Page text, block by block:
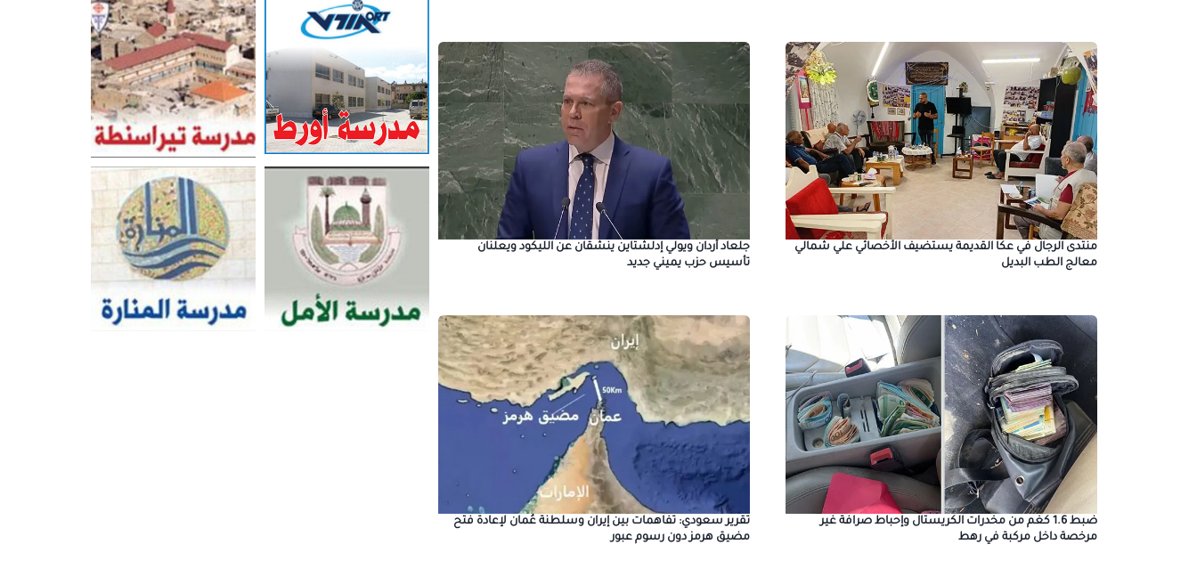
منتدى الرجال في عكا القديمة يستضيف الأخصائي علي شمالي
معالج الطب البديل
جلعاد أردان ويولي إدلشتاين ينشقان عن الليكود ويعلنان
تأسيس حزب يميني جديد
ضبط 1.6 كغم من مخدرات الكريستال وإحباط صرافة غير
مرخصة داخل مركبة في رهط
تقرير سعودي: تفاهمات بين إيران وسلطنة عُمان لإعادة فتح
مضيق هرمز دون رسوم عبور